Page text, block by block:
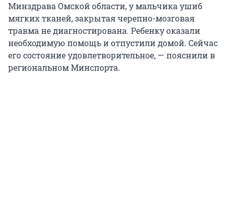
Минздрава Омской области, у мальчика ушиб
мягких тканей, закрытая черепно-мозговая
травма не диагностирована. Ребенку оказали
необходимую помощь и отпустили домой. Сейчас
его состояние удовлетворительное, — пояснили в
региональном Минспорта.